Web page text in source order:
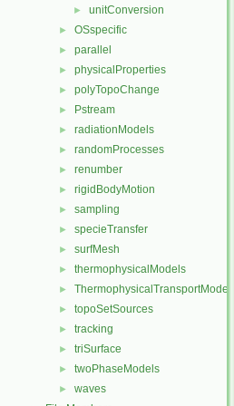
► unitConversion
► OSspecific
► parallel
► physicalProperties
► polyTopoChange
► Pstream
► radiationModels
► randomProcesses
► renumber
► rigidBodyMotion
► sampling
► specieTransfer
► surfMesh
► thermophysicalModels
► ThermophysicalTransportModels
► topoSetSources
► tracking
► triSurface
► twoPhaseModels
► waves